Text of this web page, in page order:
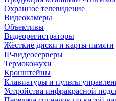
Охранное телевидение
Видеокамеры
Объективы
Видеорегистраторы
Жёсткие диски и карты памяти
IP-видеосерверы
Термокожухи
Кронштейны
Клавиатуры и пульты
Устройства инфракрасной